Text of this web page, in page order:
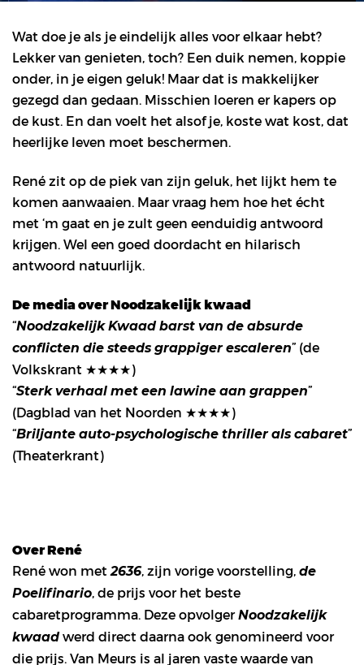
Wat doe je als je eindelijk alles voor elkaar hebt?
Lekker van genieten, toch? Een duik nemen, koppie
onder, in je eigen geluk! Maar dat is makkelijker
gezegd dan gedaan. Misschien loeren er kapers op
de kust. En dan voelt het alsof je, koste wat kost, dat
heerlijke leven moet beschermen.
René zit op de piek van zijn geluk, het lijkt hem te
komen aanwaaien. Maar vraag hem hoe het écht
met ‘m gaat en je zult geen eenduidig antwoord
krijgen. Wel een goed doordacht en hilarisch
antwoord natuurlijk.
De media over Noodzakelijk kwaad
“Noodzakelijk Kwaad barst van de absurde
conflicten die steeds grappiger escaleren” (de
Volkskrant ★★★★)
“Sterk verhaal met een lawine aan grappen”
(Dagblad van het Noorden ★★★★)
“Briljante auto-psychologische thriller als cabaret”
(Theaterkrant)
Over René
René won met 2636, zijn vorige voorstelling, de
Poelifinario, de prijs voor het beste
cabaretprogramma. Deze opvolgerNoodzakelijk
kwaadwerd direct daarna ook genomineerd voor
die prijs. Van Meurs is al jaren vaste waarde van